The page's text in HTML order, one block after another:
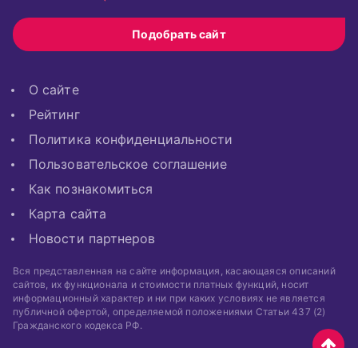
Подобрать сайт
О сайте
Рейтинг
Политика конфиденциальности
Пользовательское соглашение
Как познакомиться
Карта сайта
Новости партнеров
Вся представленная на сайте информация, касающаяся описаний
сайтов, их функционала и стоимости платных функций, носит
информационный характер и ни при каких условиях не является
публичной офертой, определяемой положениями Статьи 437 (2)
Гражданского кодекса РФ.